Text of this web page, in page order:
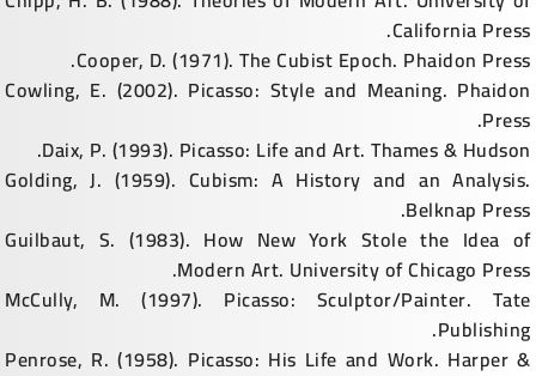
California Press.
Cooper, D. (1971). The Cubist Epoch. Phaidon Press.
Cowling, E. (2002). Picasso: Style and Meaning. Phaidon
Press.
Daix, P. (1993). Picasso: Life and Art. Thames & Hudson.
Golding, J. (1959). Cubism: A History and an Analysis.
Belknap Press.
Guilbaut, S. (1983). How New York Stole the Idea of
Modern Art. University of Chicago Press.
McCully, M. (1997). Picasso: Sculptor/Painter. Tate
Publishing.
Penrose, R. (1958). Picasso: His Life and Work. Harper &